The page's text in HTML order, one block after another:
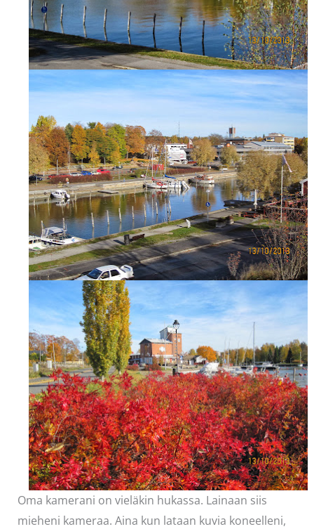
Oma kamerani on vieläkin hukassa. Lainaan siis
mieheni kameraa. Aina kun lataan kuvia koneelleni,